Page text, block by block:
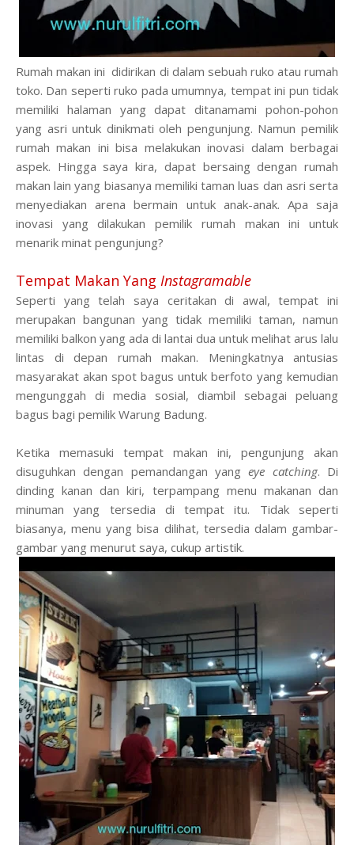
Rumah makan ini didirikan di dalam sebuah ruko atau rumah
toko. Dan seperti ruko pada umumnya, tempat ini pun tidak
memiliki halaman yang dapat ditanamami pohon-pohon
yang asri untuk dinikmati oleh pengunjung. Namun pemilik
rumah makan inibisa melakukan inovasi dalam berbagai
aspek. Hingga saya kira, dapat bersaing dengan rumah
makan lain yang biasanya memiliki taman luas dan asri serta
menyediakan arena bermain untuk anak-anak. Apa saja
inovasi yang dilakukan pemilik rumah makan ini untuk
menarik minat pengunjung?
Tempat Makan Yang Instagramable
Seperti yang telah saya ceritakan di awal, tempat ini
merupakan bangunan yang tidak memiliki taman, namun
memiliki balkon yang ada di lantai dua untuk melihat arus lalu
lintas di depan rumah makan. Meningkatnya antusias
masyarakat akan spot bagus untuk berfoto yang kemudian
mengunggah di media sosial, diambil sebagai peluang
bagus bagi pemilik Warung Badung.
Ketika memasuki tempat makan ini, pengunjung akan
disuguhkan dengan pemandangan yangeye catching. Di
dinding kanan dan kiri, terpampang menu makanan dan
minuman yang tersedia di tempat itu. Tidak seperti
biasanya, menu yang bisa dilihat, tersedia dalam gambar-
gambar yang menurut saya, cukup artistik.